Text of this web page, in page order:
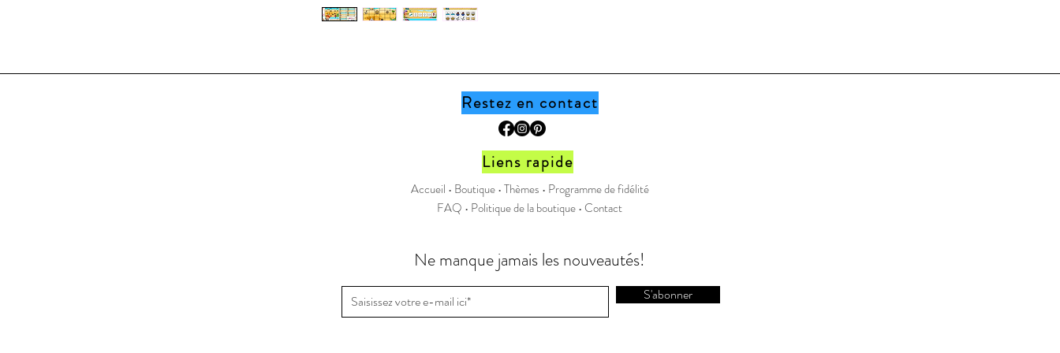
téléchargeable dés l'achat. Aucun produit
Restez en contact
Liens rapide
Accueil • Boutique•Thèmes • Programme de fidélité
FAQ • Politique de la boutique•Contact
Ne manque jamais les nouveautés!
S'abonner